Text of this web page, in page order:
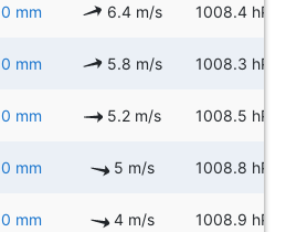
0 mm 6.4 m/s 1008.4 hPa
0 mm 5.8 m/s 1008.3 hPa
0 mm 5.2 m/s 1008.5 hPa
0 mm 5 m/s 1008.8 hPa
0 mm 4 m/s 1008.9 hPa